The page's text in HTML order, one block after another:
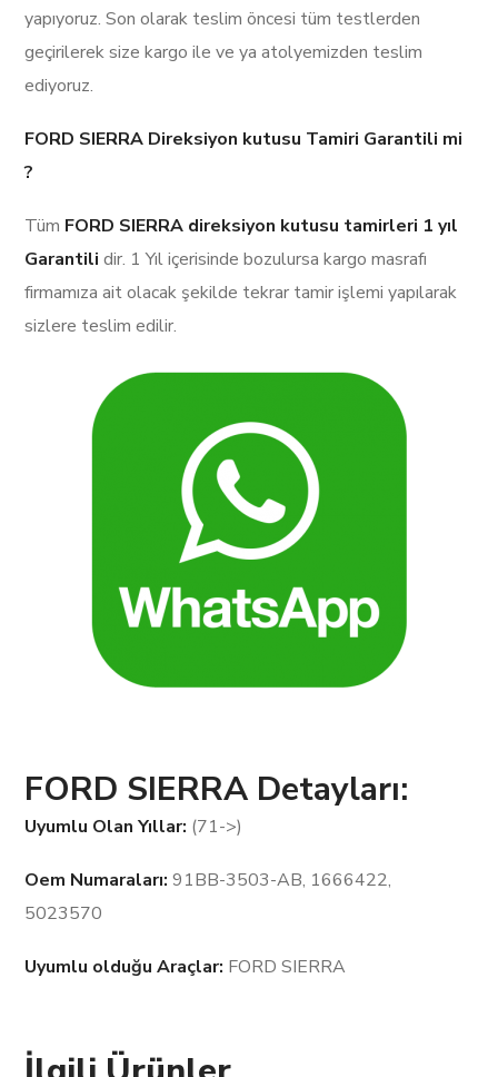
yapıyoruz. Son olarak teslim öncesi tüm testlerden
geçirilerek size kargo ile ve ya atolyemizden teslim
ediyoruz.
FORD SIERRA Direksiyon kutusu Tamiri Garantili mi
?
Tüm FORD SIERRA direksiyon kutusu tamirleri 1 yıl
Garantilidir. 1 Yıl içerisinde bozulursa kargo masrafı
firmamıza ait olacak şekilde tekrar tamir işlemi yapılarak
sizlere teslim edilir.
FORD SIERRA Detayları:
Uyumlu Olan Yıllar: (71->)
Oem Numaraları:91BB-3503-AB, 1666422,
5023570
Uyumlu olduğu Araçlar: FORD SIERRA